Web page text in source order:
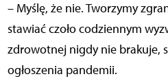
– Myślę, że nie. Tworzymy
stawiać czoło codziennym
zdrowotnej nigdy nie brakuje,
ogłoszenia pandemii.